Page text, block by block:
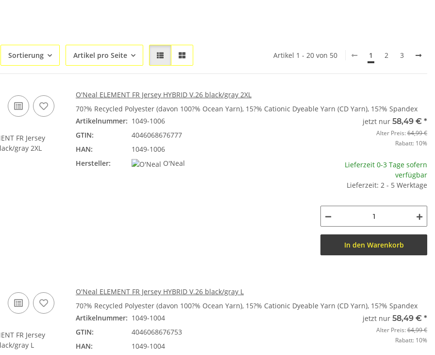
Sortierung Artikel pro Seite Artikel 1 - 20 von 50 1 2 3
O'Neal ELEMENT FR Jersey HYBRID V.26 black/gray 2XL
70?% Recycled Polyester (davon 100?% Ocean Yarn), 15?% Cationic Dyeable Yarn (CD Yarn), 15?% Spandex
Artikelnummer: 1049-1006
GTIN:
4046068676777
HAN:
1049-1006
Hersteller:
O'Neal
jetzt nur 58,49 € *
Alter Preis:64,99 €
Rabatt: 10%
Lieferzeit 0-3 Tage sofern
verfügbar
Lieferzeit: 2 - 5 Werktage
In den Warenkorb
O'Neal ELEMENT FR Jersey HYBRID V.26 black/gray L
70?% Recycled Polyester (davon 100?% Ocean Yarn), 15?% Cationic Dyeable Yarn (CD Yarn), 15?% Spandex
Artikelnummer: 1049-1004
GTIN:
4046068676753
HAN:
1049-1004
jetzt nur 58,49 € *
Alter Preis:64,99 €
Rabatt: 10%